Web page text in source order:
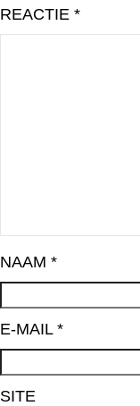
REACTIE *
NAAM *
E-MAIL *
SITE